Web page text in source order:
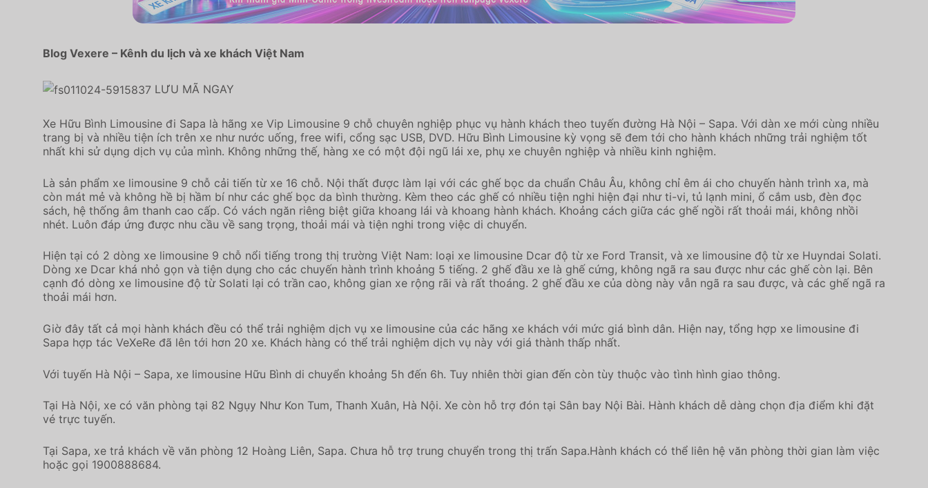
Blog Vexere – Kênh du lịch và xe khách Việt Nam
LƯU MÃ NGAY
Xe Hữu Bình Limousine đi Sapa là hãng xe Vip Limousine 9 chỗ chuyên nghiệp phục vụ hành khách theo tuyến đường Hà Nội – Sapa. Với dàn xe mới cùng nhiều
trang bị và nhiều tiện ích trên xe như nước uống, free wifi, cổng sạc USB, DVD. Hữu Bình Limousine kỳ vọng sẽ đem tới cho hành khách những trải nghiệm tốt
nhất khi sử dụng dịch vụ của mình. Không những thế, hàng xe có một đội ngũ lái xe, phụ xe chuyên nghiệp và nhiều kinh nghiệm.
Là sản phẩm xe limousine 9 chỗ cải tiến từ xe 16 chỗ. Nội thất được làm lại với các ghế bọc da chuẩn Châu Âu, không chỉ êm ái cho chuyến hành trình xa, mà
còn mát mẻ và không hề bị hầm bí như các ghế bọc da bình thường. Kèm theo các ghế có nhiều tiện nghi hiện đại như ti-vi, tủ lạnh mini, ổ cắm usb, đèn đọc
sách, hệ thống âm thanh cao cấp. Có vách ngăn riêng biệt giữa khoang lái và khoang hành khách. Khoảng cách giữa các ghế ngồi rất thoải mái, không nhồi
nhét. Luôn đáp ứng được nhu cầu về sang trọng, thoải mái và tiện nghi trong việc di chuyển.
Hiện tại có 2 dòng xe limousine 9 chỗ nổi tiếng trong thị trường Việt Nam: loại xe limousine Dcar độ từ xe Ford Transit, và xe limousine độ từ xe Huyndai Solati.
Dòng xe Dcar khá nhỏ gọn và tiện dụng cho các chuyến hành trình khoảng 5 tiếng. 2 ghế đầu xe là ghế cứng, không ngã ra sau được như các ghế còn lại. Bên
cạnh đó dòng xe limousine độ từ Solati lại có trần cao, không gian xe rộng rãi và rất thoáng. 2 ghế đầu xe của dòng này vẫn ngã ra sau được, và các ghế ngã ra
thoải mái hơn.
Giờ đây tất cả mọi hành khách đều có thể trải nghiệm dịch vụ xe limousine của các hãng xe khách với mức giá bình dân. Hiện nay, tổng hợp xe limousine đi
Sapa hợp tác VeXeRe đã lên tới hơn 20 xe. Khách hàng có thể trải nghiệm dịch vụ này với giá thành thấp nhất.
Với tuyến Hà Nội – Sapa, xe limousine Hữu Bình di chuyển khoảng 5h đến 6h. Tuy nhiên thời gian đến còn tùy thuộc vào tình hình giao thông.
Tại Hà Nội, xe có văn phòng tại 82 Ngụy Như Kon Tum, Thanh Xuân, Hà Nội. Xe còn hỗ trợ đón tại Sân bay Nội Bài. Hành khách dễ dàng chọn địa điểm khi đặt
vé trực tuyến.
Tại Sapa, xe trả khách về văn phòng 12 Hoàng Liên, Sapa. Chưa hỗ trợ trung chuyển trong thị trấn Sapa.Hành khách có thể liên hệ văn phòng thời gian làm việc
hoặc gọi 1900888684.